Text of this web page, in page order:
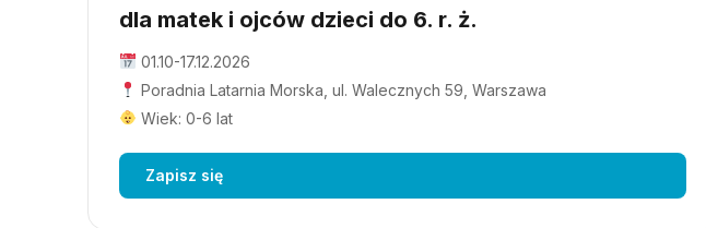
dla matek i ojców dzieci do 6. r. ż.
01.10-17.12.2026
Poradnia Latarnia Morska, ul. Walecznych 59, Warszawa
Wiek: 0-6 lat
Zapisz się